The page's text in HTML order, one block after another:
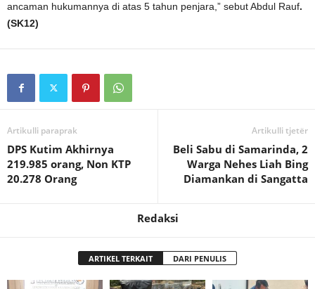
ancaman hukumannya di atas 5 tahun penjara,” sebut Abdul Rauf.
(SK12)
Artikulli paraprak
DPS Kutim Akhirnya
219.985 orang, Non KTP
20.278 Orang
Artikulli tjetër
Beli Sabu di Samarinda, 2
Warga Nehes Liah Bing
Diamankan di Sangatta
Redaksi
ARTIKEL TERKAIT DARI PENULIS